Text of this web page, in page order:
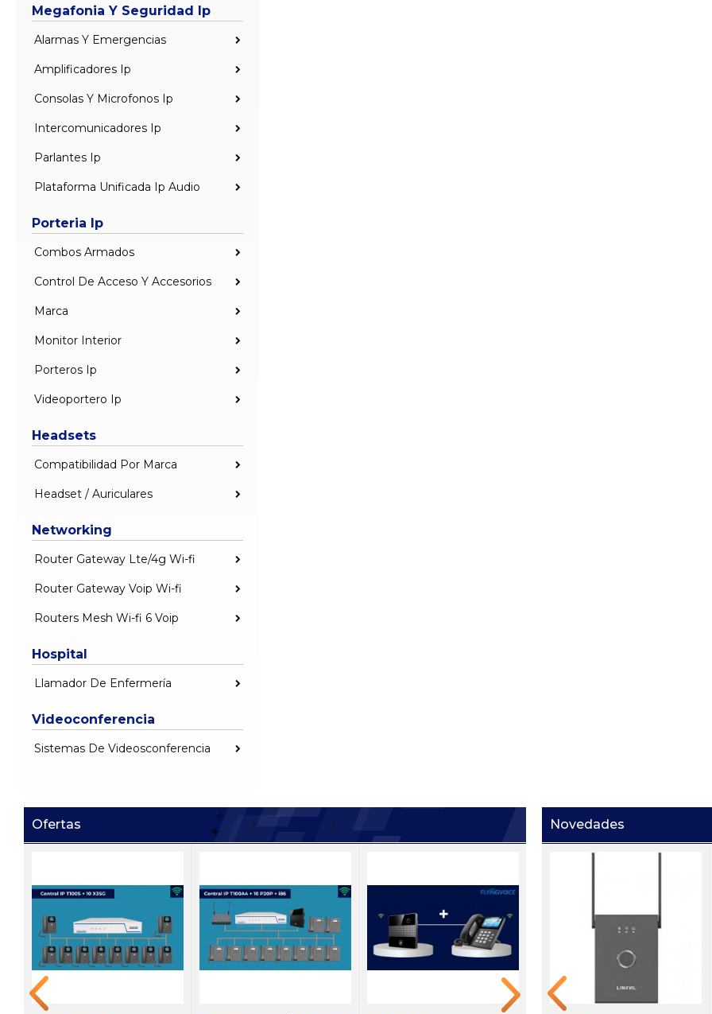
Megafonia Y Seguridad Ip
Alarmas Y Emergencias
Amplificadores Ip
Consolas Y Microfonos Ip
Intercomunicadores Ip
Parlantes Ip
Plataforma Unificada Ip Audio
Porteria Ip
Combos Armados
Control De Acceso Y Accesorios
Marca
Monitor Interior
Porteros Ip
Videoportero Ip
Headsets
Compatibilidad Por Marca
Headset / Auriculares
Networking
Router Gateway Lte/4g Wi-fi
Router Gateway Voip Wi-fi
Routers Mesh Wi-fi 6 Voip
Hospital
Llamador De Enfermería
Videoconferencia
Sistemas De Videosconferencia
Ofertas Novedades
Video Portero IP
antivandalico Zycoo Ei-V05
Precio: Registrarse
Portero IP antivandalico de
dos botones Zycoo Ei-D05
Precio: Registrarse
Portero IP con sensor de
Precio: Registrarse
Agregar al carrito